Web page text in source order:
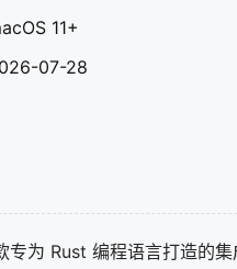
11+
07-28
专为 Rust 编程语言打造的